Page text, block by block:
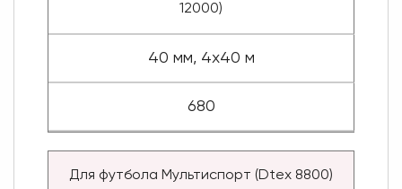
12000)
40 мм, 4x40 м
680
Для футбола Мультиспорт (Dtex 8800)